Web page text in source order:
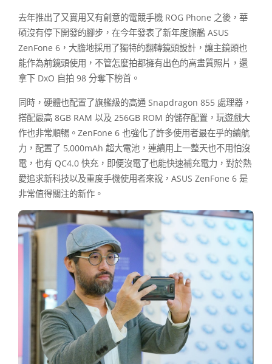
去年推出了又實用又有創意的電競手機 ROG Phone 之後，華
碩沒有停下開發的腳步，在今年發表了新年度旗艦 ASUS
ZenFone 6，大膽地採用了獨特的翻轉鏡頭設計，讓主鏡頭也
能作為前鏡頭使用，不管怎麼拍都擁有出色的高畫質照片，還
拿下 DxO 自拍 98 分奪下榜首。
同時，硬體也配置了旗艦級的高通 Snapdragon 855 處理器，
搭配最高 8GB RAM 以及 256GB ROM 的儲存配置，玩遊戲大
作也非常順暢。ZenFone 6 也強化了許多使用者最在乎的續航
力，配置了 5,000mAh 超大電池，連續用上一整天也不用怕沒
電，也有 QC4.0 快充，即便沒電了也能快速補充電力，對於熱
愛追求新科技以及重度手機使用者來說，ASUS ZenFone 6 是
非常值得關注的新作。